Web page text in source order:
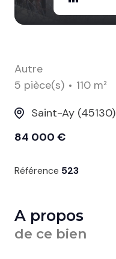
Autre
5 pièce(s)
110 m²
Saint-Ay (45130)
84 000 €
Référence 523
A propos
de ce bien